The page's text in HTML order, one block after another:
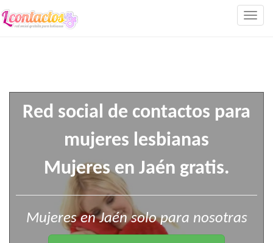
Red social de contactos para
mujeres lesbianas
Mujeres en Jaén gratis.
Mujeres en Jaén solo para nosotras